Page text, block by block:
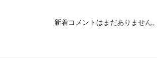
新着コメントはまだありません。